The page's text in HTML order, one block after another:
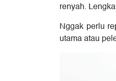
renyah.
Nggak perlu
utama atau